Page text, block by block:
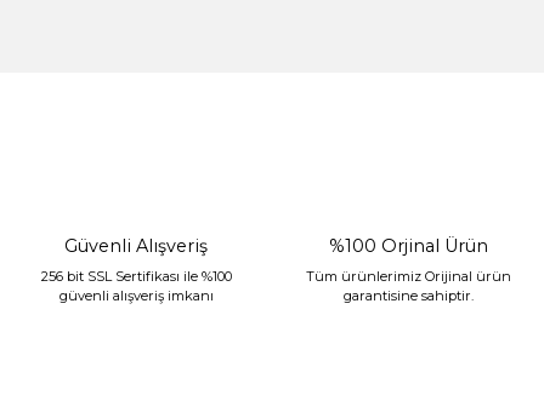
Güvenli Alışveriş
256 bit SSL Sertifikası ile %100
güvenli alışveriş imkanı
%100 Orjinal Ürün
Tüm ürünlerimiz Orijinal ürün
garantisine sahiptir.